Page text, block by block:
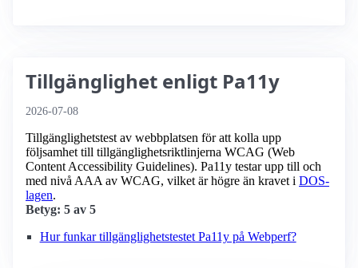
Tillgänglighet enligt Pa11y
2026-07-08
Tillgänglighetstest av webbplatsen för att kolla upp
följsamhet till tillgänglighets­riktlinjerna WCAG (Web
Content Accessibility Guidelines). Pa11y testar upp till och
med nivå AAA av WCAG, vilket är högre än kravet i DOS-
lagen.
Betyg: 5 av 5
Hur funkar tillgänglighetstestet Pa11y på Webperf?